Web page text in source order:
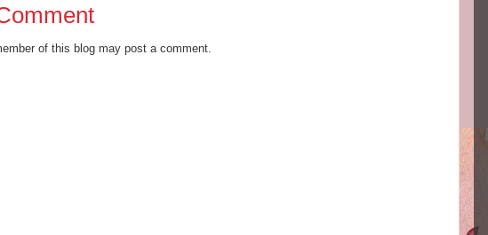
of this blog may post a comment.